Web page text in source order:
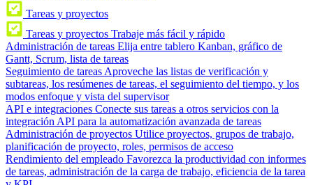
Tareas y proyectos
Tareas y proyectos Trabaje más fácil y rápido
Administración de tareas Elija entre tablero Kanban, gráfico de
Gantt, Scrum, lista de tareas
Seguimiento de tareas Aproveche las listas de verificación y
subtareas, los resúmenes de tareas, el seguimiento del tiempo, y los
modos enfoque y vista del supervisor
API e integraciones Conecte sus tareas a otros servicios con la
integración API para la automatización avanzada de tareas
Administración de proyectos Utilice proyectos, grupos de trabajo,
planificación de proyecto, roles, permisos de acceso
Rendimiento del empleado Favorezca la productividad con informes
de tareas, administración de la carga de trabajo, eficiencia de la tarea